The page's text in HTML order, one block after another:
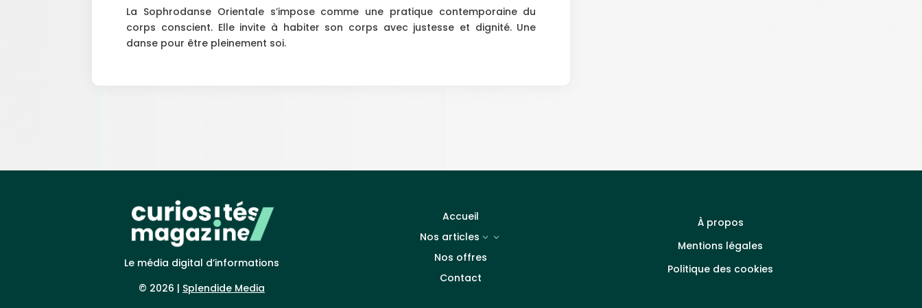
La Sophrodanse Orientale s’impose comme une pratique contemporaine du
corps conscient. Elle invite à habiter son corps avec justesse et dignité. Une
danse pour être pleinement soi.
Le média digital d’informations
© 2026 | Splendide Media
Accueil
Nos articles
3
Nos offres
Contact
À propos
Mentions légales
Politique des cookies